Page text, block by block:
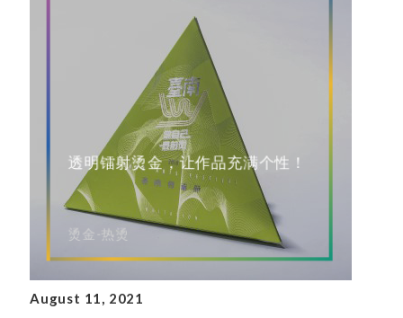
透明镭射烫金，让作品充满个性！
烫金-热烫
August 11, 2021